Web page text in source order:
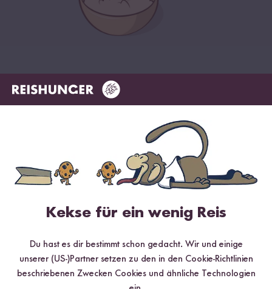
Jetzt zum Newsletter anmelden
Sichere dir bis zu15 % Willkommensrabatt*auf deine
erste Bestellung. Hierbei gilt: Je voller dein Warenkorb, desto
höher dein Rabatt.
€/CHF
Kekse für ein wenig Reis
Du hast es dir bestimmt schon gedacht. Wir und einige
unserer (US-)Partner setzen zu den in den Cookie-Richtlinien
beschriebenen Zwecken Cookies und ähnliche Technologien